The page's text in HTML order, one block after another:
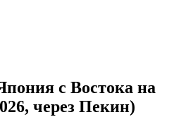
с Востока на
через Пекин)